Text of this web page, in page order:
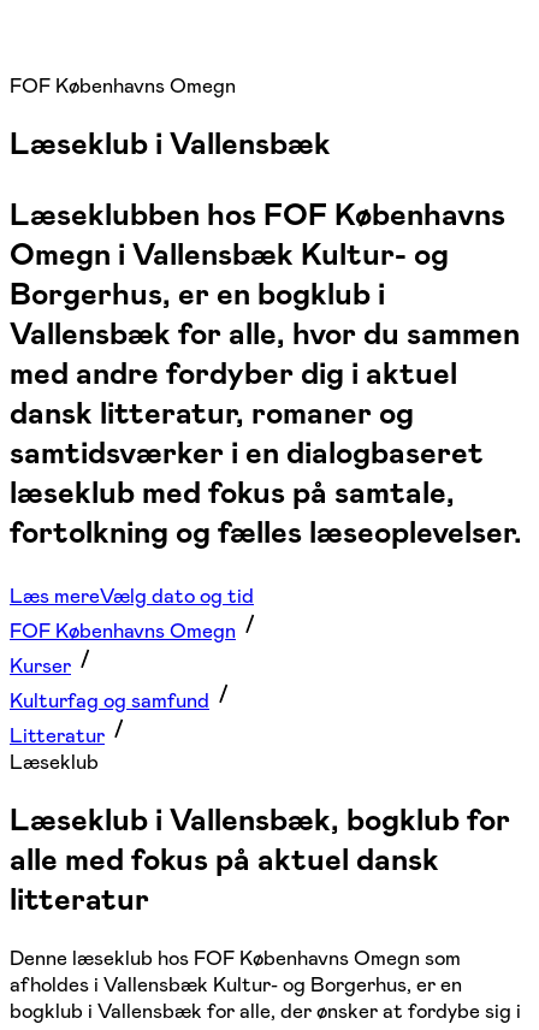
FOF Københavns Omegn
Læseklub i Vallensbæk
Læseklubben hos FOF Københavns
Omegn i Vallensbæk Kultur- og
Borgerhus, er en bogklub i
Vallensbæk for alle, hvor du sammen
med andre fordyber dig i aktuel
dansk litteratur, romaner og
samtidsværker i en dialogbaseret
læseklub med fokus på samtale,
fortolkning og fælles læseoplevelser.
Læs mereVælg dato og tid
FOF Københavns Omegn
Kurser
Kulturfag og samfund
Litteratur
Læseklub
Læseklub i Vallensbæk, bogklub for
alle med fokus på aktuel dansk
litteratur
Denne læseklub hos FOF Københavns Omegn som
afholdes i Vallensbæk Kultur- og Borgerhus, er en
bogklub i Vallensbæk for alle, der ønsker at fordybe sig i